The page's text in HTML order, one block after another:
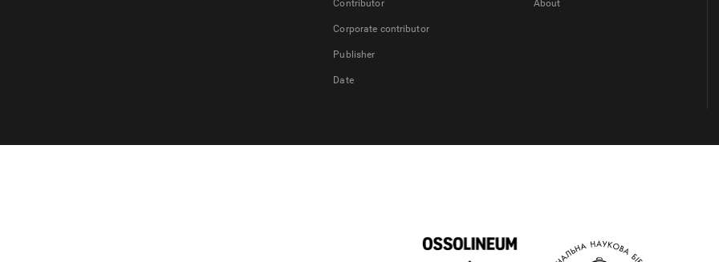
Contributor
Corporate contributor
Publisher
Date
About